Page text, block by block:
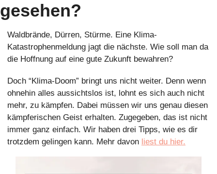
gesehen?
Waldbrände, Dürren, Stürme. Eine Klima-
Katastrophenmeldung jagt die nächste. Wie soll man da
die Hoffnung auf eine gute Zukunft bewahren?
Doch “Klima-Doom” bringt uns nicht weiter. Denn wenn
ohnehin alles aussichtslos ist, lohnt es sich auch nicht
mehr, zu kämpfen. Dabei müssen wir uns genau diesen
kämpferischen Geist erhalten. Zugegeben, das ist nicht
immer ganz einfach. Wir haben drei Tipps, wie es dir
trotzdem gelingen kann. Mehr davon liest du hier.